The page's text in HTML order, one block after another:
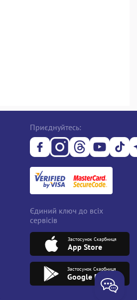
Приєднуйтесь:
Єдиний ключ до всіх
сервісів
Застосунок Скарбниця
App Store
Застосунок Скарбниця
Google Play